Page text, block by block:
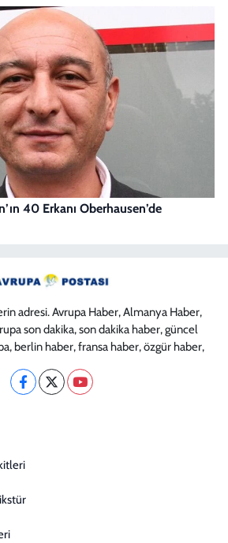
40 Erkanı Oberhausen’de
adresi. Avrupa Haber, Almanya Haber,
son dakika, son dakika haber, güncel
berlin haber, fransa haber, özgür haber,